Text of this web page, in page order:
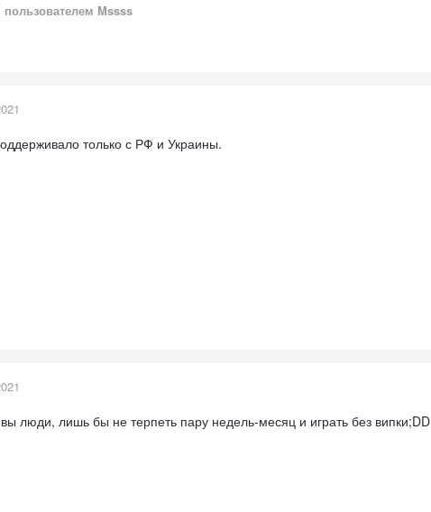
пользователем Mssss
только с РФ и Украины.
люди, лишь бы не терпеть пару недель-месяц и играть без випки;DD